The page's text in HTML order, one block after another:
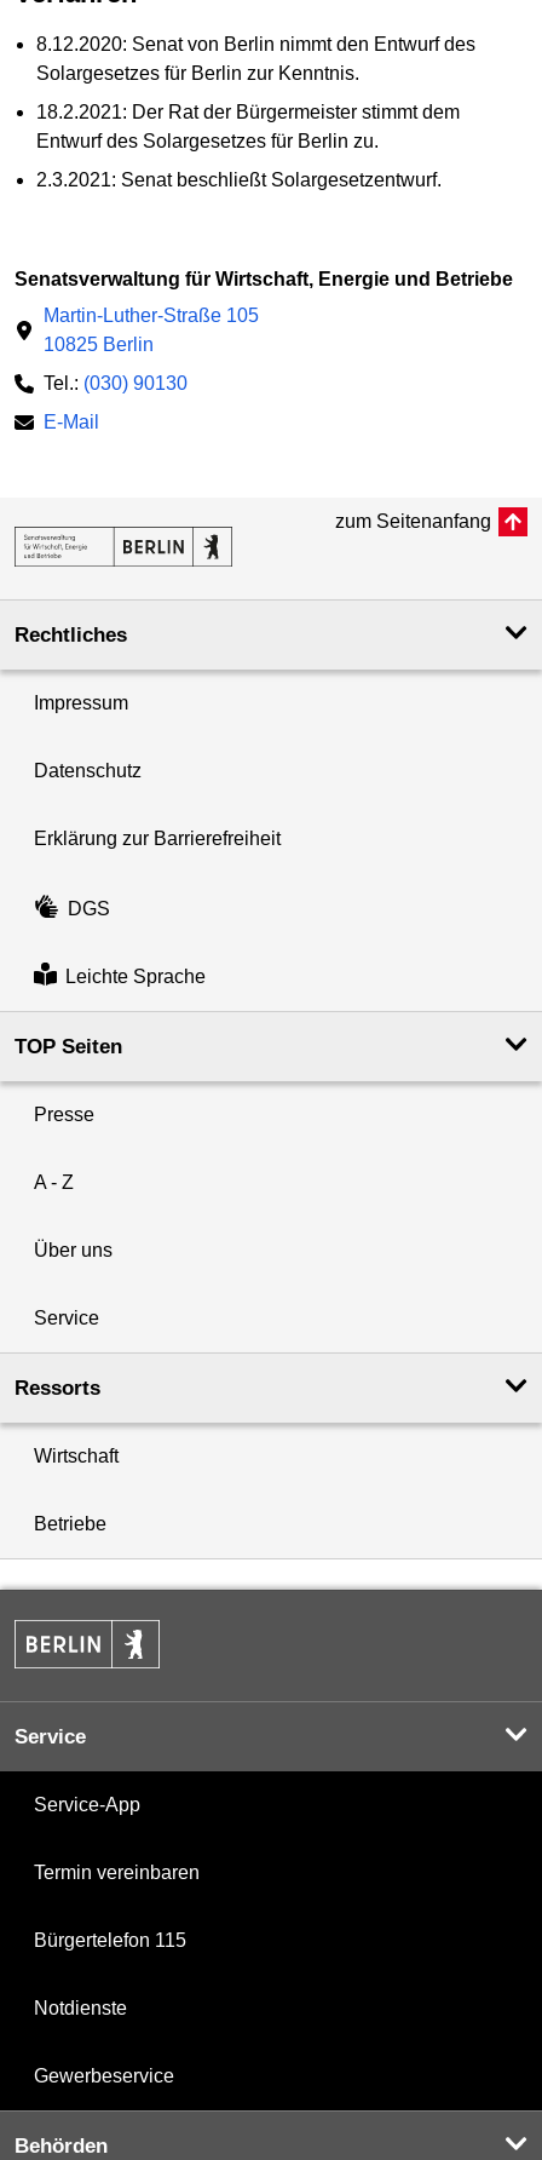
8.12.2020: Senat von Berlin nimmt den Entwurf des
Solargesetzes für Berlin zur Kenntnis.
18.2.2021: Der Rat der Bürgermeister stimmt dem
Entwurf des Solargesetzes für Berlin zu.
2.3.2021: Senat beschließt Solargesetzentwurf.
Senatsverwaltung für Wirtschaft, Energie und Betriebe
Martin-Luther-Straße 105
10825 Berlin
Tel.: (030) 90130
E-Mail
zum Seitenanfang
Rechtliches
Impressum
Datenschutz
Erklärung zur Barrierefreiheit
DGS
Leichte Sprache
TOP Seiten
Presse
A - Z
Über uns
Service
Ressorts
Wirtschaft
Betriebe
Service
Service-App
Termin vereinbaren
Bürgertelefon 115
Notdienste
Gewerbeservice
Behörden